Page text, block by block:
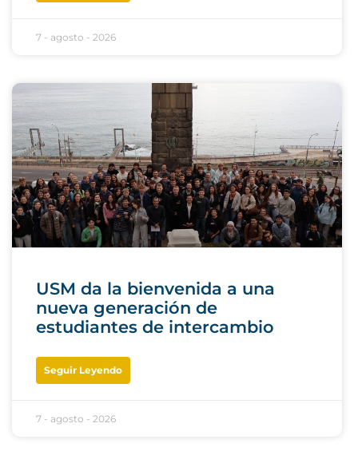
7 - agosto - 2026
USM da la bienvenida a una
nueva generación de
estudiantes de intercambio
Seguir Leyendo
7 - agosto - 2026